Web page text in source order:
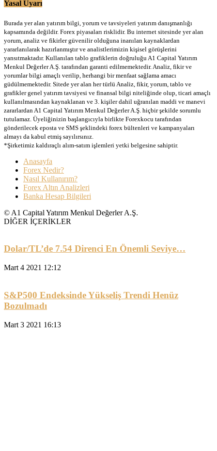
Yasal Uyarı
Burada yer alan yatırım bilgi, yorum ve tavsiyeleri yatırım danışmanlığı
kapsamında değildir. Forex piyasaları risklidir. Bu internet sitesinde yer alan
yorum, analiz ve fikirler güvenilir olduğuna inanılan kaynaklardan
yararlanılarak hazırlanmıştır ve analistlerimizin kişisel görüşlerini
yansıtmaktadır. Kullanılan tablo grafiklerin doğruluğu A1 Capital Yatırım
Menkul Değerler A.Ş. tarafından garanti edilmemektedir. Analiz, fikir ve
yorumlar bilgi amaçlı verilip, herhangi bir menfaat sağlama amacı
güdülmemektedir. Sitede yer alan her türlü Analiz, fikir, yorum, tablo ve
grafikler genel yatırım tavsiyesi ve finansal bilgi niteliğinde olup, ticari amaçlı
kullanılmasından kaynaklanan ve 3. kişiler dahil uğranılan maddi ve manevi
zararlardan A1 Capital Yatırım Menkul Değerler A.Ş. hiçbir şekilde sorumlu
tutulamaz. Üyeliğinizin başlangıcıyla birlikte Forexkocu tarafından
gönderilecek eposta ve SMS şeklindeki forex bültenleri ve kampanyaları
almayı da kabul etmiş sayılırsınız.
*Şirketimiz kaldıraçlı alım-satım işlemleri yetki belgesine sahiptir.
Anasayfa
Forex Nedir?
Nasıl Kullanırım?
Forex Altın Analizleri
Banka Hesap Bilgileri
© A1 Capital Yatırım Menkul Değerler A.Ş.
DİĞER İÇERİKLER
Dolar/TL’de 7.54 Direnci En Önemli Seviye…
Mart 4 2021 12:12
S&P500 Endeksinde Yükseliş Trendi Henüz
Bozulmadı
Mart 3 2021 16:13